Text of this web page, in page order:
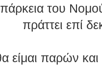
του
πράττει επί
είμαι παρών